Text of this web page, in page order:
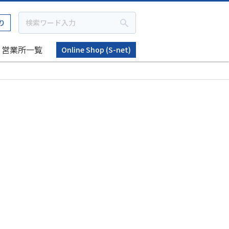
営業所一覧
Online Shop (S-net)